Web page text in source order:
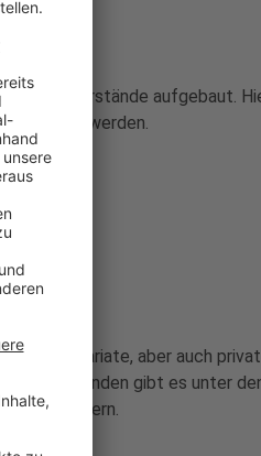
die Bücherstände aufgebaut.
gestöbert werden.
Antiquariate, aber auch
dabei. Zu finden gibt es unter
Sachbüchern.